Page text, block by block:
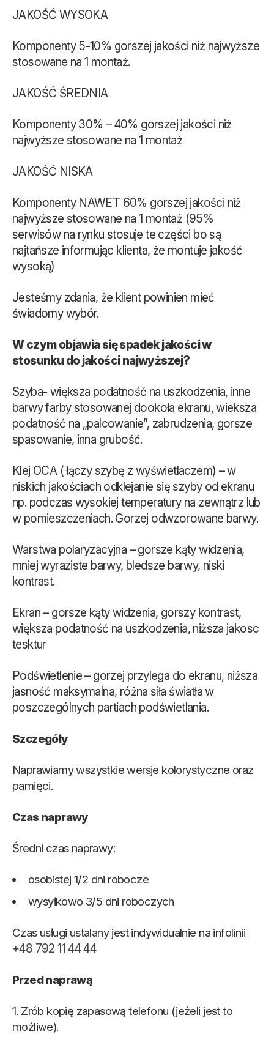
JAKOŚĆ WYSOKA
Komponenty 5-10% gorszej jakości niż najwyższe
stosowane na 1 montaż.
JAKOŚĆ ŚREDNIA
Komponenty 30% – 40% gorszej jakości niż
najwyższe stosowane na 1 montaż
JAKOŚĆ NISKA
Komponenty NAWET 60% gorszej jakości niż
najwyższe stosowane na 1 montaż (95%
serwisów na rynku stosuje te części bo są
najtańsze informując klienta, że montuje jakość
wysoką)
Jesteśmy zdania, że klient powinien mieć
świadomy wybór.
W czym objawia się spadek jakości w
stosunku do jakości najwyższej?
Szyba- większa podatność na uszkodzenia, inne
barwy farby stosowanej dookoła ekranu, wieksza
podatność na „palcowanie”, zabrudzenia, gorsze
spasowanie, inna grubość.
Klej OCA ( łączy szybę z wyświetlaczem) – w
niskich jakościach odklejanie się szyby od ekranu
np. podczas wysokiej temperatury na zewnątrz lub
w pomieszczeniach. Gorzej odwzorowane barwy.
Warstwa polaryzacyjna – gorsze kąty widzenia,
mniej wyraziste barwy, bledsze barwy, niski
kontrast.
Ekran – gorsze kąty widzenia, gorszy kontrast,
większa podatność na uszkodzenia, niższa jakosc
tesktur
Podświetlenie – gorzej przylega do ekranu, niższa
jasność maksymalna, różna siła światła w
poszczególnych partiach podświetlania.
Szczegóły
Naprawiamy wszystkie wersje kolorystyczne oraz
pamięci.
Czas naprawy
Średni czas naprawy:
osobistej 1/2 dni robocze
wysyłkowo 3/5 dni roboczych
Czas usługi ustalany jest indywidualnie na infolinii
+48 792 11 44 44
Przed naprawą
1. Zrób kopię zapasową telefonu (jeżeli jest to
możliwe).